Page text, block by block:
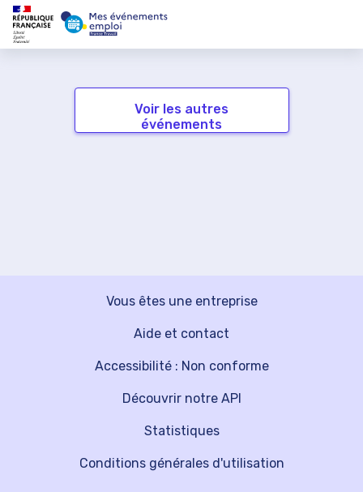
Voir les autres
événements
Vous êtes une entreprise
Découvrir notre API
Aide et contact
Statistiques
Accessibilité : Non conforme
Conditions générales d'utilisation